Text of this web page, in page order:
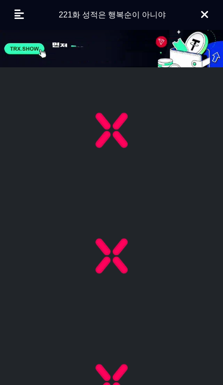
221화 성적은 행복순이 아니야